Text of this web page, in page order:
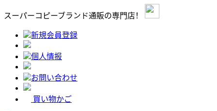
スーパーコピーブランド通販の専門店！
新規会員登録
個人情报
お問い合わせ
買い物かご